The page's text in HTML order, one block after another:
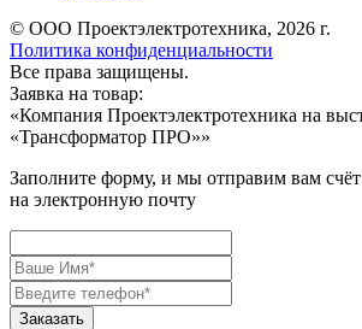
© ООО Проектэлектротехника, 2026 г.
Политика конфиденциальности
Все права защищены.
Заявка на товар:
«Компания Проектэлектротехника на
«Трансформатор ПРО»»
Заполните форму, и мы отправим вам счёт
на электронную почту